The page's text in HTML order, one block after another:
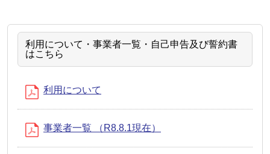
利用について・事業者一覧・自己申告及び誓約書
はこちら
利用について
事業者一覧 （R8.8.1現在）